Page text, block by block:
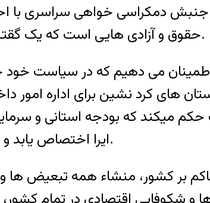
دمکراسی خواهی سراسری با
حقوق و آزادی هایی است که یک گقتگوی گسترده را در باره ساختار غیرمتمرکز دولت و نظام آموزشی امکان پذیر سازد.
می دهیم که در سیاست خود
های کرد نشین برای اداره
حکم میکند که بودجه استانی و
ایرا اختصاص یابد و قانون تسهیلات ویژه ای برای سرمایه گذاری خصوصی در این مناطق در نظر گیرد.
بر کشور، منشاء همه تبعیض